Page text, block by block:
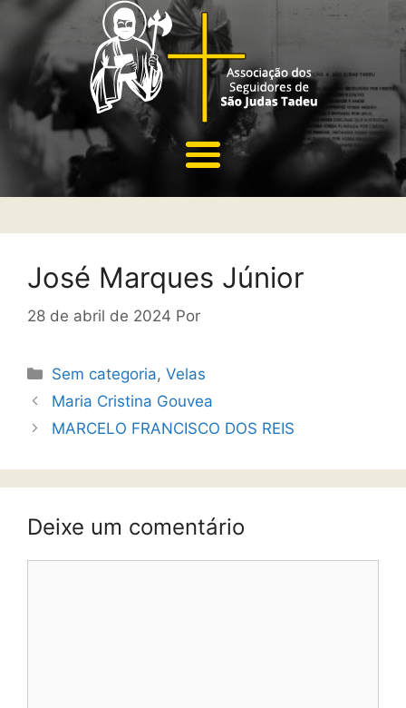
José Marques Júnior
28 de abril de 2024 Por
Sem categoria,Velas
Maria Cristina Gouvea
MARCELO FRANCISCO DOS REIS
Deixe um comentário